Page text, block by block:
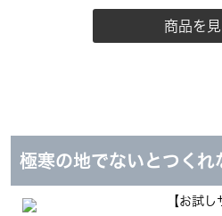
商品を
極寒の地でないとつくれ
【お試